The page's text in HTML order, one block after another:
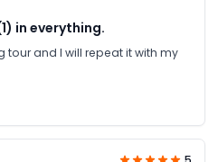
in everything.
tour and I will repeat it with my